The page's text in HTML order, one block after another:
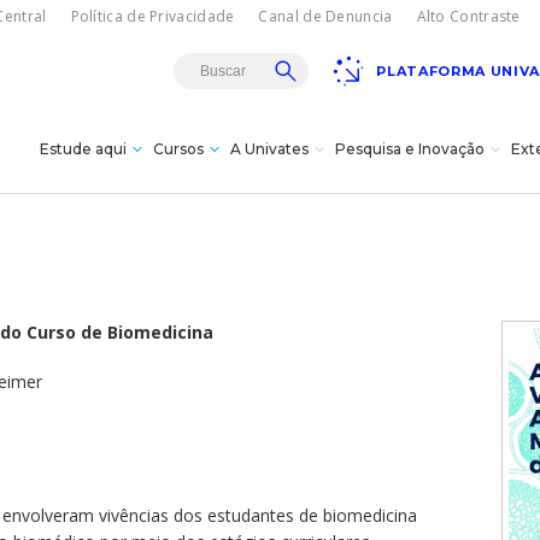
Política de Privacidade Canal de Denuncia Alto Contraste
PLATAFORMA
Estude aqui
e bolsas
Cursos A Univates Pesquisa e Inovação
da
de
-
The Moscow Ballet em
Lajeado
Curso de Biomedicina
vivências dos estudantes de biomedicina